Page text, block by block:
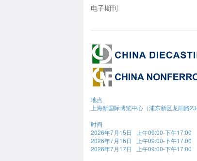
电子期刊
地点
上海新国际博览中心（浦东新区龙阳路
时间
2026年7月15日 上午09:00-下午17:00
2026年7月16日 上午09:00-下午17:00
2026年7月17日 上午09:00-下午17:00